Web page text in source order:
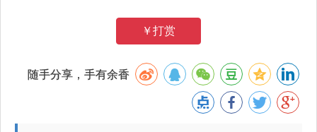
￥打赏
随手分享，手有余香